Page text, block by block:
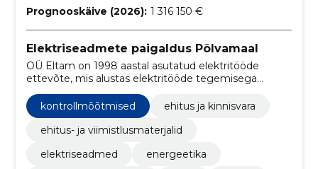
Prognooskäive (2026): 1 316 150 €
Elektriseadmete paigaldus Põlvamaal
OÜ Eltam on 1998 aastal asutatud elektritööde
ettevõte, mis alustas elektritööde tegemisega
kontrollmõõtmised
ehitus ja kinnisvara
ehitus- ja viimistlusmaterjalid
elektriseadmed
energeetika